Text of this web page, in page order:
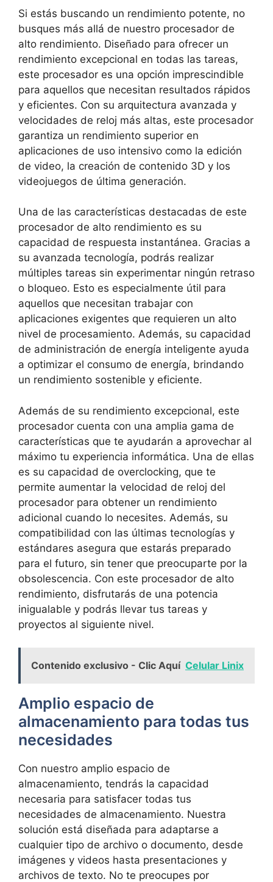
Si estás buscando un rendimiento potente, no
busques más allá ⁤de nuestro procesador de
alto rendimiento. Diseñado para ofrecer un
rendimiento excepcional en todas las tareas,
este ​procesador es una⁢ opción imprescindible
⁢para‍ aquellos que necesitan resultados rápidos
y eficientes. Con su⁣ arquitectura avanzada ‌y
velocidades de reloj más altas, este procesador
garantiza un rendimiento superior ⁣en
aplicaciones de uso intensivo ⁤como la edición
de video, la creación de contenido 3D y los
videojuegos de ‍última generación.
Una de las características destacadas de este
procesador de alto rendimiento es su
capacidad de respuesta instantánea. Gracias a
⁣su avanzada tecnología, podrás realizar
múltiples tareas​ sin experimentar ningún retraso
o bloqueo.⁤ Esto es especialmente útil para
aquellos que ‌necesitan trabajar con
aplicaciones exigentes que requieren un alto
nivel de procesamiento. Además, su capacidad⁣
de administración de energía inteligente ayuda
a optimizar⁤ el consumo de energía, brindando
un rendimiento sostenible y eficiente.
Además de su rendimiento excepcional, este
procesador cuenta con una amplia gama de
características que​ te ayudarán a aprovechar al
máximo tu experiencia informática. Una⁤ de ellas
es su capacidad de overclocking, que te
permite aumentar la velocidad de⁣ reloj del
procesador para obtener un rendimiento
adicional cuando lo‍ necesites. Además, su
compatibilidad con las últimas tecnologías y
estándares asegura que estarás preparado
para el futuro, sin tener que preocuparte por la
obsolescencia. Con este procesador de alto
rendimiento, disfrutarás de una ⁤potencia
inigualable y podrás llevar tus tareas y
proyectos al siguiente nivel.
Contenido exclusivo - Clic Aquí Celular Linix
Amplio espacio de
almacenamiento para todas tus
necesidades
Con nuestro‍ amplio espacio de
almacenamiento, tendrás la capacidad
necesaria para ​satisfacer todas tus
necesidades ⁤de almacenamiento. Nuestra
solución está diseñada para ⁢adaptarse a
cualquier tipo de archivo o documento, desde
imágenes y⁤ videos hasta​ presentaciones y
archivos de texto. No te preocupes por